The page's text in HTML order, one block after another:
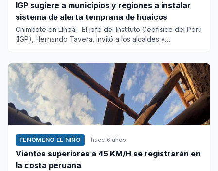
IGP sugiere a municipios y regiones a instalar
sistema de alerta temprana de huaicos
Chimbote en Línea.- El jefe del Instituto Geofísico del Perú
(IGP), Hernando Tavera, invitó a los alcaldes y
FENÓMENO EL NIÑO hace 6 años
Vientos superiores a 45 KM/H se registrarán en
la costa peruana